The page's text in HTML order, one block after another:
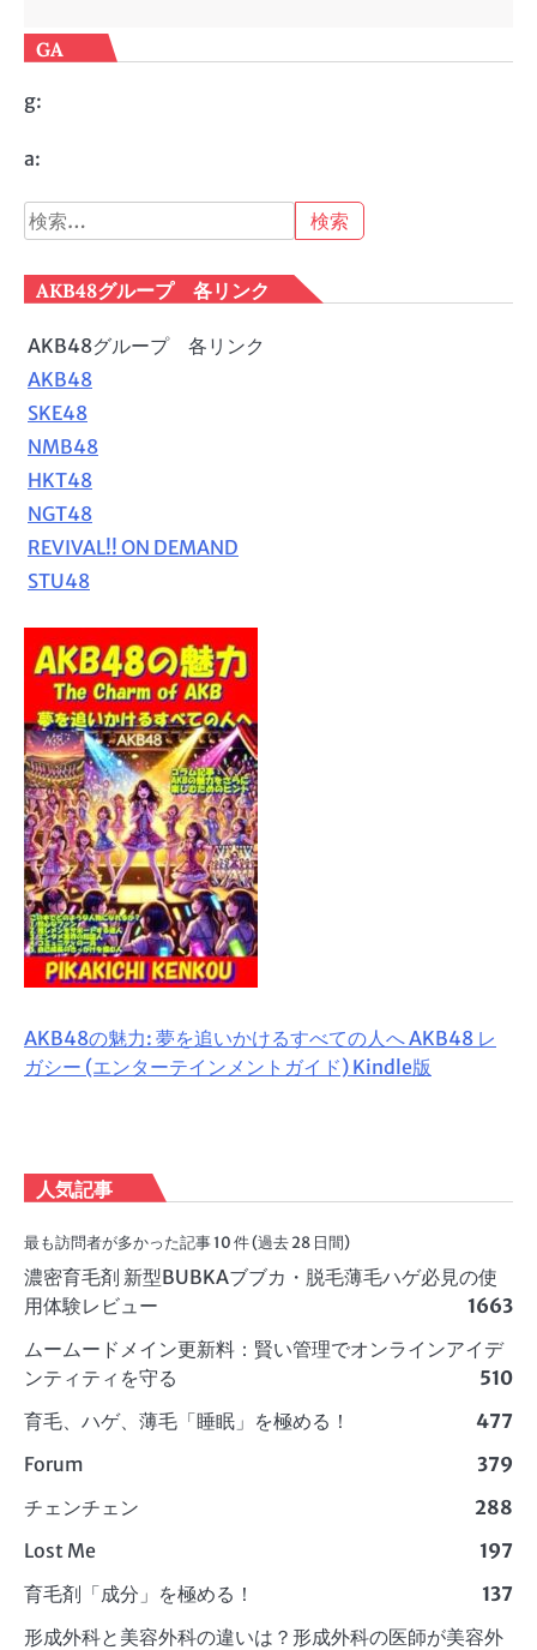
GA
g:
a:
検
索:
AKB48グループ 各リンク
AKB48グループ 各リンク
AKB48
SKE48
NMB48
HKT48
NGT48
REVIVAL!! ON DEMAND
STU48
AKB48の魅力: 夢を追いかけるすべての人へ AKB48 レ
ガシー (エンターテインメントガイド) Kindle版
人気記事
最も訪問者が多かった記事 10 件 (過去 28 日間)
濃密育毛剤 新型BUBKAブブカ・脱毛薄毛ハゲ必見の使
用体験レビュー
1663
ムームードメイン更新料：賢い管理でオンラインアイデ
ンティティを守る
510
育毛、ハゲ、薄毛「睡眠」を極める！
477
Forum
379
チェンチェン
288
Lost Me
197
育毛剤「成分」を極める！
137
形成外科と美容外科の違いは？形成外科の医師が美容外